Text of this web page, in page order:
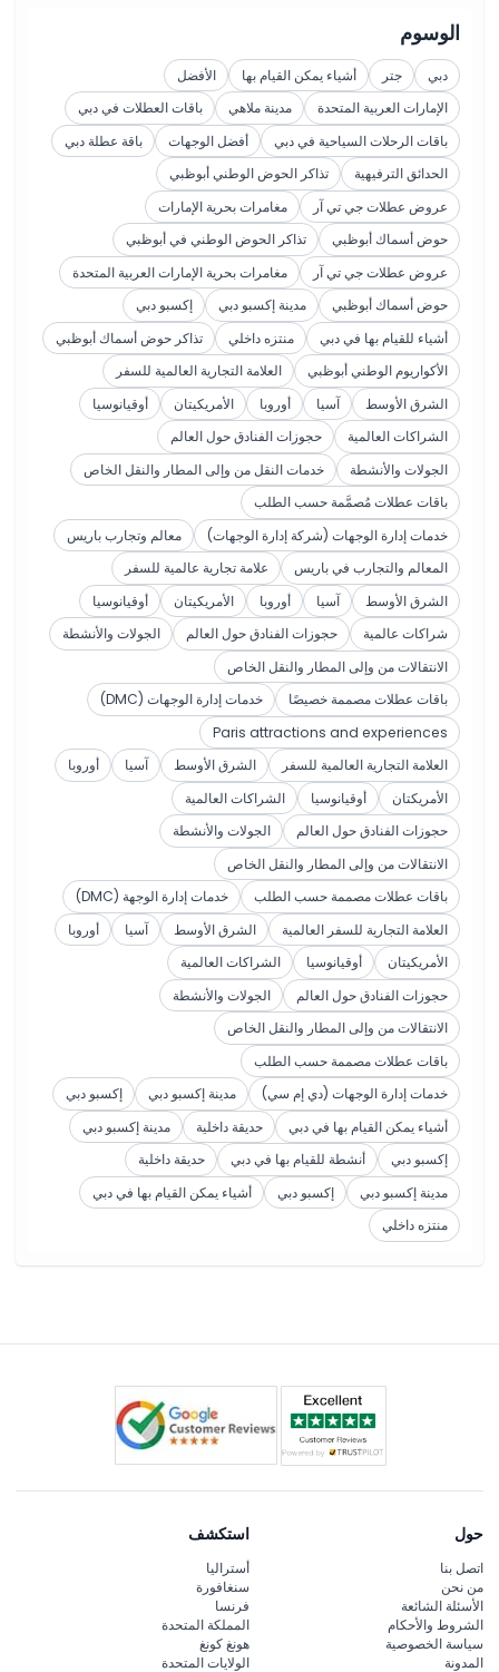
الوسوم
دبي جتر أشياء يمكن القيام بها
الأفضل
الإمارات العربية المتحدة
مدينة ملاهي
باقات العطلات في دبي
باقات الرحلات السياحية في دبي
أفضل الوجهات
باقة عطلة دبي
الحدائق الترفيهية
تذاكر الحوض الوطني أبوظبي
عروض عطلات جي تي آر
مغامرات بحرية الإمارات
حوض أسماك أبوظبي
تذاكر الحوض الوطني في أبوظبي
عروض عطلات جي تي آر
مغامرات بحرية الإمارات العربية المتحدة
حوض أسماك أبوظبي
مدينة إكسبو دبي
إكسبو دبي
أشياء للقيام بها في دبي
منتزه داخلي
تذاكر حوض أسماك أبوظبي
الأكواريوم الوطني أبوظبي
العلامة التجارية العالمية للسفر
الشرق الأوسط
آسيا أوروبا الأمريكيتان
أوقيانوسيا
الشراكات العالمية
حجوزات الفنادق حول العالم
الجولات والأنشطة
خدمات النقل من وإلى المطار والنقل الخاص
باقات عطلات مُصمَّمة حسب الطلب
خدمات إدارة الوجهات (شركة إدارة الوجهات)
معالم وتجارب باريس
المعالم والتجارب في باريس
علامة تجارية عالمية للسفر
الشرق الأوسط
آسيا أوروبا الأمريكيتان
أوقيانوسيا
شراكات عالمية
حجوزات الفنادق حول العالم
الجولات والأنشطة
الانتقالات من وإلى المطار والنقل الخاص
باقات عطلات مصممة خصيصًا
خدمات إدارة الوجهات (DMC)
Paris attractions and experiences
العلامة التجارية العالمية للسفر
الشرق الأوسط آسيا
أوروبا
الأمريكتان
أوقيانوسيا
الشراكات العالمية
حجوزات الفنادق حول العالم
الجولات والأنشطة
الانتقالات من وإلى المطار والنقل الخاص
باقات عطلات مصممة حسب الطلب
خدمات إدارة الوجهة (DMC)
العلامة التجارية للسفر العالمية
الشرق الأوسط آسيا
أوروبا
الأمريكيتان
أوقيانوسيا
الشراكات العالمية
حجوزات الفنادق حول العالم
الجولات والأنشطة
الانتقالات من وإلى المطار والنقل الخاص
باقات عطلات مصممة حسب الطلب
خدمات إدارة الوجهات (دي إم سي)
مدينة إكسبو دبي
إكسبو دبي
أشياء يمكن القيام بها في دبي
حديقة داخلية
مدينة إكسبو دبي
إكسبو دبي
أنشطة للقيام بها في دبي
حديقة داخلية
مدينة إكسبو دبي
إكسبو دبي
أشياء يمكن القيام بها في دبي
منتزه داخلي
حول
اتصل بنا
من نحن
الأسئلة الشائعة
الشروط والأحكام
سياسة الخصوصية
المدونة
استكشف
أستراليا
سنغافورة
فرنسا
المملكة المتحدة
هونغ كونغ
الولايات المتحدة